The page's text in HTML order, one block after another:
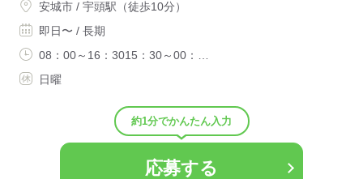
安城市 / 宇頭駅（徒歩10分）
即日〜 / 長期
08：00～16：3015：30～00：…
日曜
約1分でかんたん入力
応募する